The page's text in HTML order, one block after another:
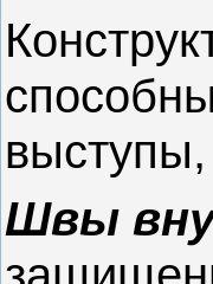
Швы